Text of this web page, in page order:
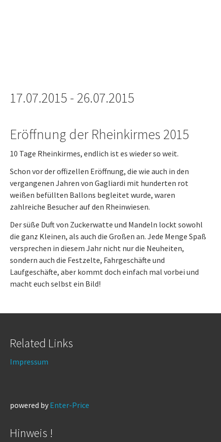
17.07.2015 - 26.07.2015
Eröffnung der Rheinkirmes 2015
10 Tage Rheinkirmes, endlich ist es wieder so weit.
Schon vor der offizellen Eröffnung, die wie auch in den
vergangenen Jahren von Gagliardi mit hunderten rot
weißen befüllten Ballons begleitet wurde, waren
zahlreiche Besucher auf den Rheinwiesen.
Der süße Duft von Zuckerwatte und Mandeln lockt sowohl
die ganz Kleinen, als auch die Großen an. Jede Menge Spaß
versprechen in diesem Jahr nicht nur die Neuheiten,
sondern auch die Festzelte, Fahrgeschäfte und
Laufgeschäfte, aber kommt doch einfach mal vorbei und
macht euch selbst ein Bild!
Related Links
Impressum
powered by Enter-Price
Hinweis !